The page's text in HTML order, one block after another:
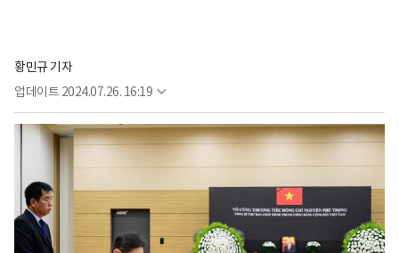
황민규 기자
업데이트 2024.07.26. 16:19